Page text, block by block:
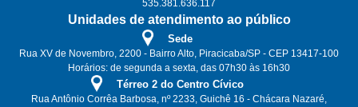
535.381.636.117
Unidades de atendimento ao público
Sede
Rua XV de Novembro, 2200 - Bairro Alto, Piracicaba/SP - CEP 13417-100
Horários: de segunda a sexta, das 07h30 às 16h30
Térreo 2 do Centro Cívico
Rua Antônio Corrêa Barbosa, nº 2233, Guichê 16 - Chácara Nazaré,